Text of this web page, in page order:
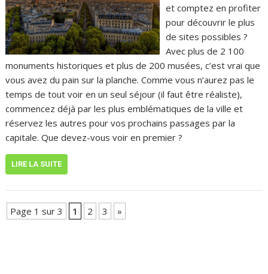
et comptez en profiter
pour découvrir le plus
de sites possibles ?
Avec plus de 2 100
monuments historiques et plus de 200 musées, c’est vrai que
vous avez du pain sur la planche. Comme vous n’aurez pas le
temps de tout voir en un seul séjour (il faut être réaliste),
commencez déjà par les plus emblématiques de la ville et
réservez les autres pour vos prochains passages par la
capitale. Que devez-vous voir en premier ?
LIRE LA SUITE
Page 1 sur 3 1 2 3 »